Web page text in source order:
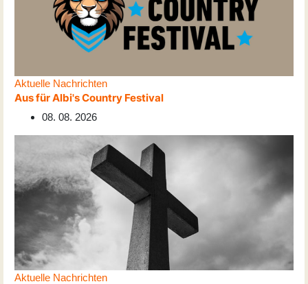
Aktuelle Nachrichten
Aus für Albi's Country Festival
08. 08. 2026
Aktuelle Nachrichten